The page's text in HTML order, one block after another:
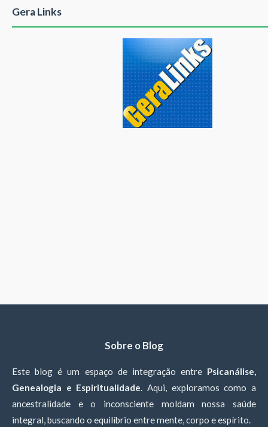
Gera Links
Sobre o Blog
Este blog é um espaço de integração entre Psicanálise,
Genealogia e Espiritualidade. Aqui, exploramos como a
ancestralidade e o inconsciente moldam nossa saúde
integral, buscando o equilíbrio entre mente, corpo e espírito.